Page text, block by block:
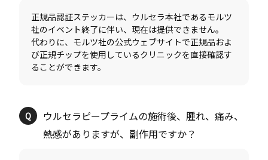
正規品認証ステッカーは、ウルセラ本社であるモルツ
社のイベント終了に伴い、現在は提供できません。
代わりに、モルツ社の公式ウェブサイトで正規品およ
び正規チップを使用しているクリニックを直接確認す
ウルセラピープライムの施術後、腫れ、痛み、